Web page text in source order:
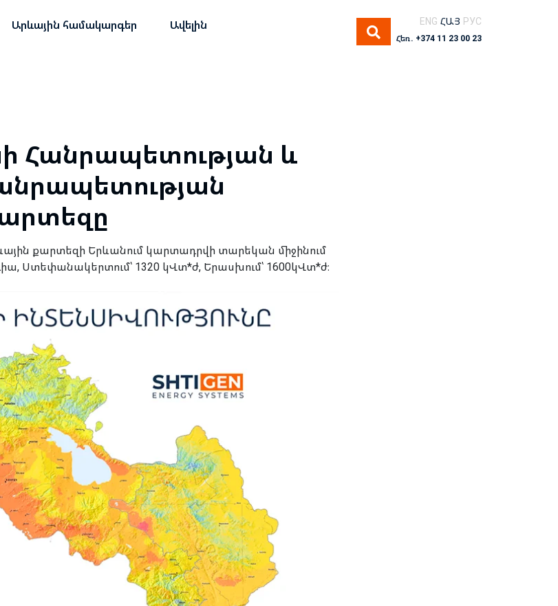
Արևային համակարգեր Ավելին ENG ՀԱՅ РУС
Հեռ. +374 11 23 00 23
Հանրապետության և
քարտեզի Երևանում կարտադրվի տարեկան միջինում
Ստեփանակերտում՝ 1320 կՎտ*ժ, Երասխում՝ 1600կՎտ*ժ։